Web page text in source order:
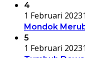
4
1 Februari 2023
Mondok
5
1 Februari 2023